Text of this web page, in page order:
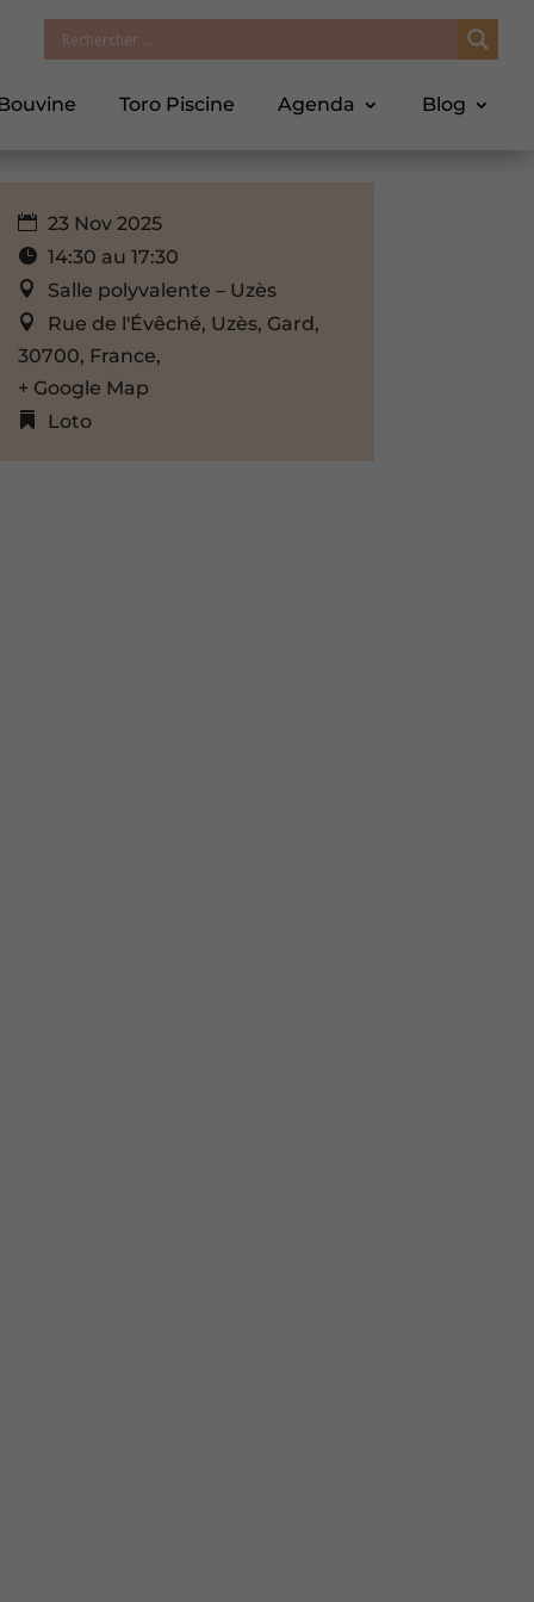
Toro Piscine Agenda Blog
23 Nov 2025
14:30 au 17:30
Salle polyvalente – Uzès
Rue de l'Évêché, Uzès, Gard,
30700, France,
+ Google Map
Loto